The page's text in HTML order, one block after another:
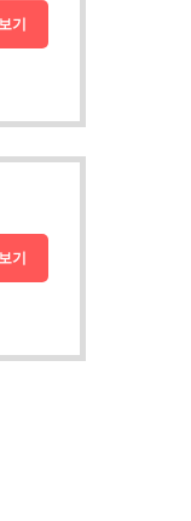
기
기